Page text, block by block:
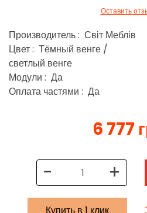
Оставить
Производитель : Світ Меблів
Цвет : Тёмный венге /
светлый венге
Модули : Да
Оплата частями : Да
6 777
- +